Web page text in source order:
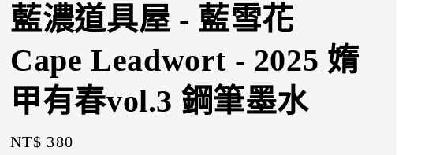
藍濃道具屋 - 藍雪花
Cape Leadwort - 2025 媠
甲有春vol.3 鋼筆墨水
Regular
NT$ 380